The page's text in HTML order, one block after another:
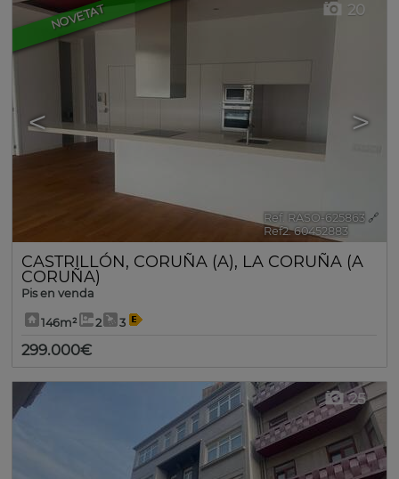
NOVETAT
< >
20
Ref. RASO-625863 🔗
Ref2. 60452883
CASTRILLÓN, CORUÑA (A), LA CORUÑA (A
CORUÑA)
Pis en venda
146m² 2 3
299.000€
25